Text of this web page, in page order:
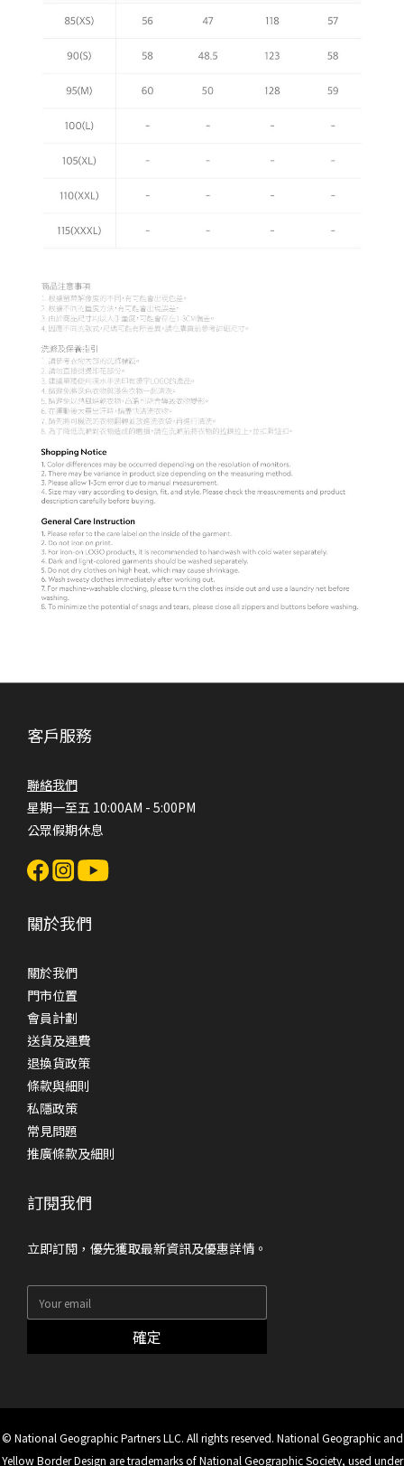
客戶服務
聯絡我們
星期一至五 10:00AM - 5:00PM
公眾假期休息
關於我們
關於我們
門市位置
會員計劃
送貨及運費
退換貨政策
條款與細則
私隱政策
常見問題
推廣條款及細則
訂閱我們
立即訂閱，優先獲取最新資訊及優惠詳情。
確定
© National Geographic Partners LLC. All rights reserved. National Geographic and
Yellow Border Design are trademarks of National Geographic Society, used under